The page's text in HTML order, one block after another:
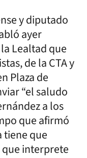
y diputado
ayer
Lealtad que
de la CTA y
Plaza de
“el saludo
a los
que afirmó
que
interprete